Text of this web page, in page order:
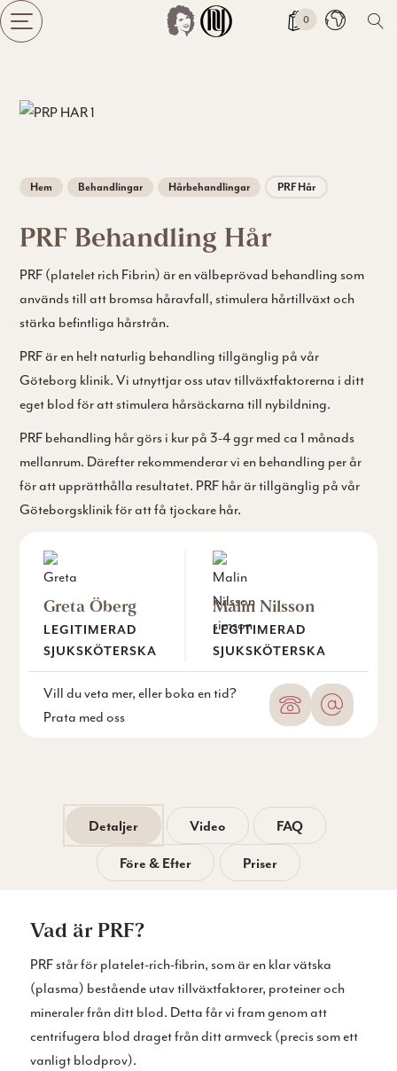
0
Hem Behandlingar Hårbehandlingar PRF Hår
PRF Behandling Hår
PRF (platelet rich Fibrin) är en välbeprövad behandling som
används till att bromsa håravfall, stimulera hårtillväxt och
stärka befintliga hårstrån.
PRF är en helt naturlig behandling tillgänglig på vår
Göteborg klinik. Vi utnyttjar oss utav tillväxtfaktorerna i ditt
eget blod för att stimulera hårsäckarna till nybildning.
PRF behandling hår görs i kur på 3-4 ggr med ca 1 månads
mellanrum. Därefter rekommenderar vi en behandling per år
för att upprätthålla resultatet. PRF hår är tillgänglig på vår
Göteborgsklinik för att få tjockare hår.
Greta Öberg
LEGITIMERAD
SJUKSKÖTERSKA
Malin Nilsson
LEGITIMERAD
SJUKSKÖTERSKA
Vill du veta mer, eller boka en tid?
Prata med oss
PhoneEmail
Detaljer Video FAQ
Före & Efter Priser
Vad är PRF?
PRF står för platelet-rich-fibrin, som är en klar vätska
(plasma) bestående utav tillväxtfaktorer, proteiner och
mineraler från ditt blod. Detta får vi fram genom att
centrifugera blod draget från ditt armveck (precis som ett
vanligt blodprov).